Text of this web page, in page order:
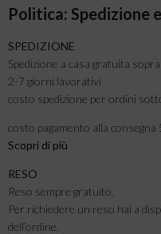
Politica: Spedizione
SPEDIZIONE
Spedizione a casa gratuita
2-7 giorni lavorativi
costo spedizione per ordini
costo pagamento alla consegna
Scopri di più
RESO
Reso sempre gratuito.
Per richiedere un reso hai a
dell’ordine.